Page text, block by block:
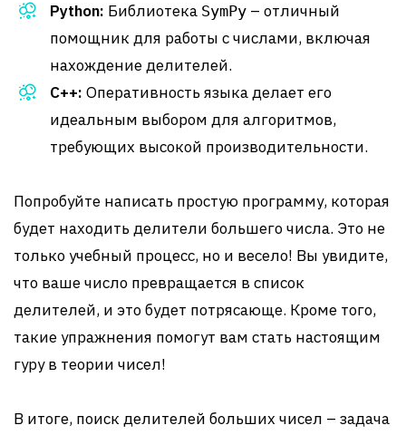
Python: Библиотека SymPy – отличный
помощник для работы с числами, включая
нахождение делителей.
C++: Оперативность языка делает его
идеальным выбором для алгоритмов,
требующих высокой производительности.
Попробуйте написать простую программу, которая
будет находить делители большего числа. Это не
только учебный процесс, но и весело! Вы увидите,
что ваше число превращается в список
делителей, и это будет потрясающе. Кроме того,
такие упражнения помогут вам стать настоящим
гуру в теории чисел!
В итоге, поиск делителей больших чисел – задача